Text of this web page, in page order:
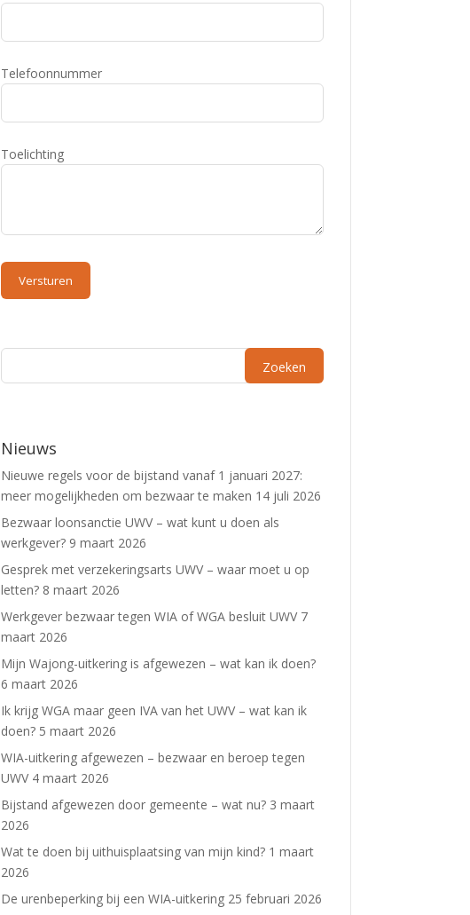
Telefoonnummer
Toelichting
Nieuws
Nieuwe regels voor de bijstand vanaf 1 januari 2027:
meer mogelijkheden om bezwaar te maken 14 juli 2026
Bezwaar loonsanctie UWV – wat kunt u doen als
werkgever? 9 maart 2026
Gesprek met verzekeringsarts UWV – waar moet u op
letten? 8 maart 2026
Werkgever bezwaar tegen WIA of WGA besluit UWV 7
maart 2026
Mijn Wajong-uitkering is afgewezen – wat kan ik doen?
6 maart 2026
Ik krijg WGA maar geen IVA van het UWV – wat kan ik
doen? 5 maart 2026
WIA-uitkering afgewezen – bezwaar en beroep tegen
UWV 4 maart 2026
Bijstand afgewezen door gemeente – wat nu? 3 maart
2026
Wat te doen bij uithuisplaatsing van mijn kind? 1 maart
2026
De urenbeperking bij een WIA-uitkering 25 februari 2026